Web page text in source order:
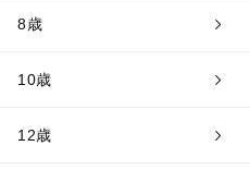
8歳
10歳
12歳